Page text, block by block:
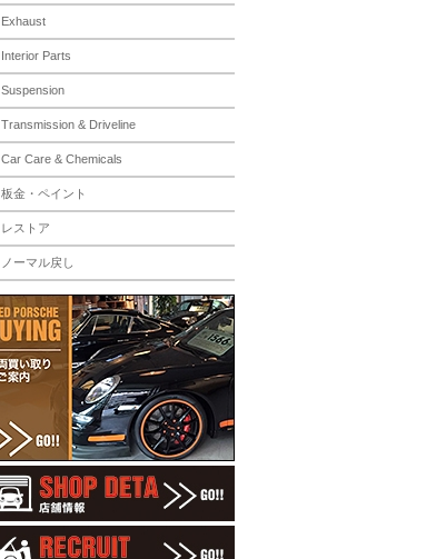
Exhaust
Interior Parts
Suspension
Transmission & Driveline
Car Care & Chemicals
板金・ペイント
レストア
ノーマル戻し